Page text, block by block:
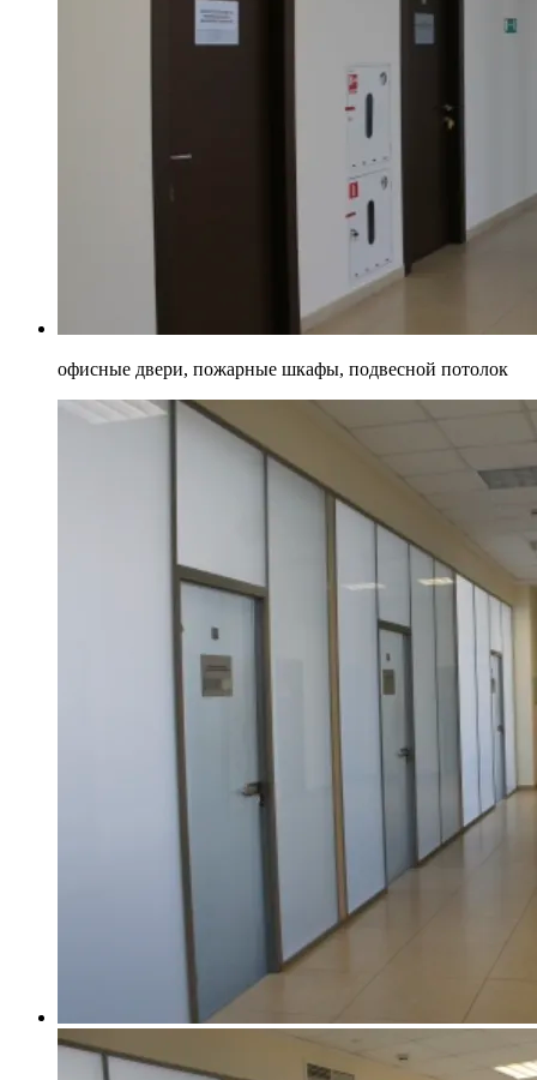
офисные двери, пожарные шкафы, подвесной потолок